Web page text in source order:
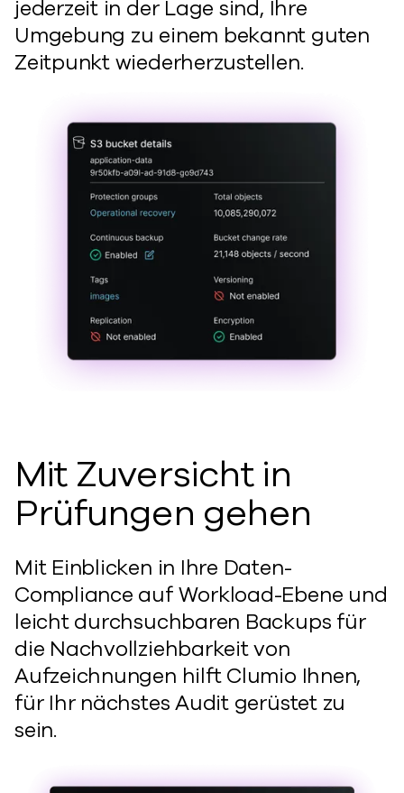
jederzeit in der Lage sind, Ihre
Umgebung zu einem bekannt guten
Zeitpunkt wiederherzustellen.
Mit Zuversicht in
Prüfungen gehen
Mit Einblicken in Ihre Daten-
Compliance auf Workload-Ebene und
leicht durchsuchbaren Backups für
die Nachvollziehbarkeit von
Aufzeichnungen hilft Clumio Ihnen,
für Ihr nächstes Audit gerüstet zu
sein.